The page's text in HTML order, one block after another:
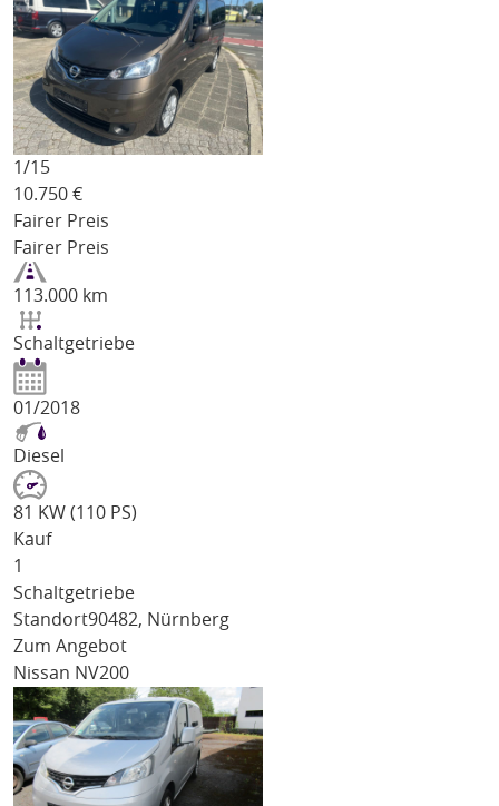
1/15
10.750 €
Fairer Preis
Fairer Preis
113.000 km
Schaltgetriebe
01/2018
Diesel
81 KW (110 PS)
Kauf
1
Schaltgetriebe
Standort90482, Nürnberg
Zum Angebot
Nissan NV200